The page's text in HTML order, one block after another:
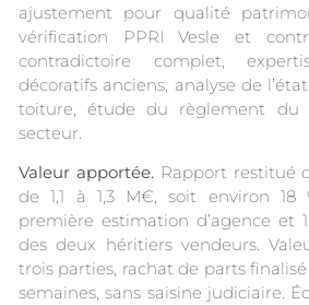
ajustement pour qualité
vérification PPRI Vesle et
contradictoire complet,
décoratifs anciens, analyse de
toiture, étude du règlement du
secteur.
Valeur apportée.Rapport restitué
de 1,1 à 1,3 M€, soit environ 18
première estimation d’agence et
des deux héritiers vendeurs.
trois parties, rachat de parts
semaines, sans saisine judiciaire.